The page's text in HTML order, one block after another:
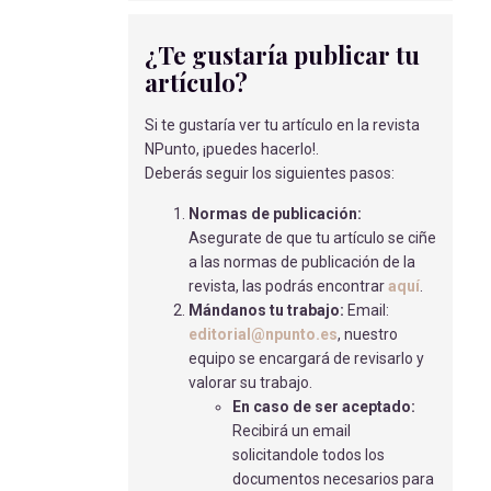
01/04/2019
INFECCIÓN POR LISTERIOSIS
Corte García, P- 15/09/2020
FISIOTERAPIA RESPIRATORIA EN
NEMALÍNICA
Domingo Soria, B- 31/07/2023
LA DISMINUCIÓN DE LA PERCEPCIÓN
DE MOVIMIENTOS FETALES
RELACIONADA CON LA TRANSFUSIÓN
FETOMATERNA MASIVA
Sánchez, J- 01/03/2019
AJUSTES EN LA ALIMENTACIÓN DEL
PACIENTE ANTOCOAGULADO CON
ACENOCUMAROL.
¿Te gustaría publicar tu
artículo?
Si te gustaría ver tu artículo en la revista
NPunto, ¡puedes hacerlo!.
Deberás seguir los siguientes pasos:
Normas de publicación:
Asegurate de que tu artículo se ciñe
a las normas de publicación de la
revista, las podrás encontraraquí
Mándanos tu trabajo: Email:
editorial@npunto.es, nuestro
equipo se encargará de revisarlo y
valorar su trabajo.
En caso de ser aceptado:
Recibirá un email
solicitandole todos los
documentos necesarios para